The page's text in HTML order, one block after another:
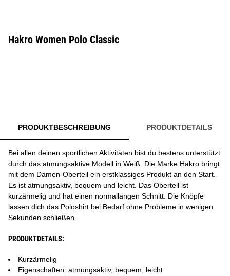
Hakro Women Polo Classic
PRODUKTBESCHREIBUNG PRODUKTDETAILS
Bei allen deinen sportlichen Aktivitäten bist du bestens unterstützt
durch das atmungsaktive Modell in Weiß. Die Marke Hakro bringt
mit dem Damen-Oberteil ein erstklassiges Produkt an den Start.
Es ist atmungsaktiv, bequem und leicht. Das Oberteil ist
kurzärmelig und hat einen normallangen Schnitt. Die Knöpfe
lassen dich das Poloshirt bei Bedarf ohne Probleme in wenigen
Sekunden schließen.
PRODUKTDETAILS:
Kurzärmelig
Eigenschaften: atmungsaktiv, bequem, leicht